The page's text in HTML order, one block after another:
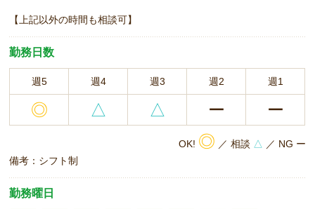
【上記以外の時間も相談可】
勤務日数
週5 週4 週3 週2 週1
◎ △ △ ー ー
OK! ◎ ／ 相談 △ ／ NG ー
備考：シフト制
勤務曜日